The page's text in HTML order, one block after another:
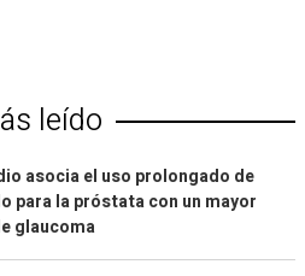
leído
asocia el uso prolongado de
para la próstata con un mayor
glaucoma